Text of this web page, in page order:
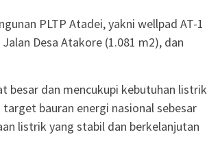
PLTP Atadei, yakni wellpad AT-1
Desa Atakore (1.081 m2), dan
besar dan mencukupi kebutuhan listrik
bauran energi nasional sebesar
listrik yang stabil dan berkelanjutan